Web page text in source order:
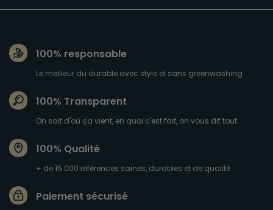
100% responsable
Le meilleur du durable avec style et sans greenwashing
100% Transparent
On sait d'où ça vient, en quoi c'est fait, on vous dit tout
100% Qualité
+ de 15 000 références saines, durables et de qualité
Paiement sécurisé